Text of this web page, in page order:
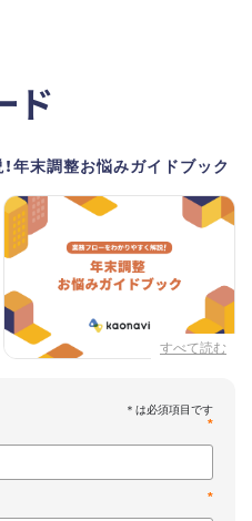
ド
年末調整お悩みガイドブック
すべて読む
*
*